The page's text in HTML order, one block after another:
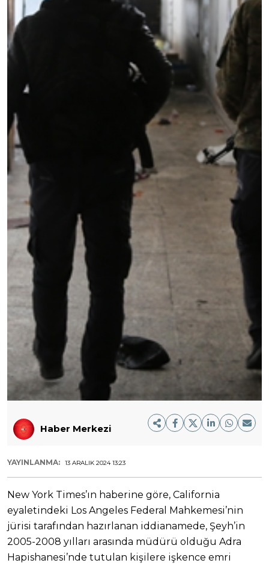
Haber Merkezi
YAYINLANMA: 13 ARALIK 2024 13:23
New York Times’ın haberine göre, California
eyaletindeki Los Angeles Federal Mahkemesi’nin
jürisi tarafından hazırlanan iddianamede, Şeyh’in
2005-2008 yılları arasında müdürü olduğu Adra
Hapishanesi’nde tutulan kişilere işkence emri